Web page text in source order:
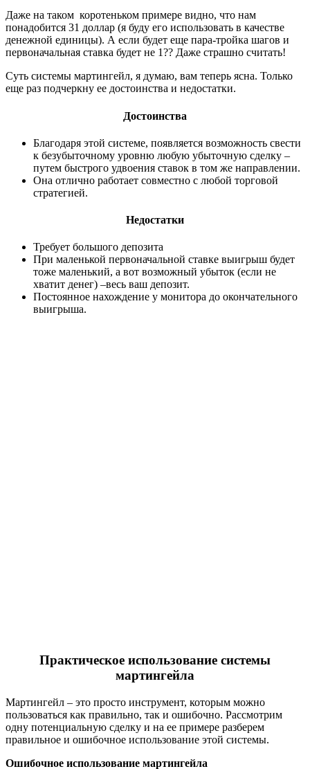
Даже на таком коротеньком примере видно, что нам
понадобится 31 доллар (я буду его использовать в качестве
денежной единицы). А если будет еще пара-тройка шагов и
первоначальная ставка будет не 1?? Даже страшно считать!
Суть системы мартингейл, я думаю, вам теперь ясна. Только
еще раз подчеркну ее достоинства и недостатки.
Достоинства
Благодаря этой системе, появляется возможность свести
к безубыточному уровню любую убыточную сделку –
путем быстрого удвоения ставок в том же направлении.
Она отлично работает совместно с любой торговой
стратегией.
Недостатки
Требует большого депозита
При маленькой первоначальной ставке выигрыш будет
тоже маленький, а вот возможный убыток (если не
хватит денег) –весь ваш депозит.
Постоянное нахождение у монитора до окончательного
выигрыша.
Практическое использование системы
мартингейла
Мартингейл – это просто инструмент, которым можно
пользоваться как правильно, так и ошибочно. Рассмотрим
одну потенциальную сделку и на ее примере разберем
правильное и ошибочное использование этой системы.
Ошибочное использование мартингейла